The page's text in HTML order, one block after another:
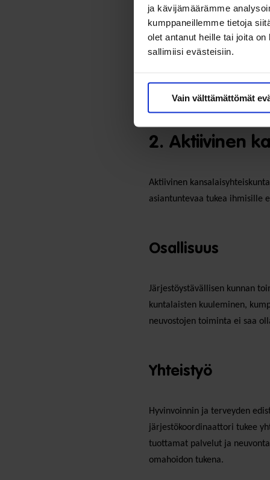
ja kävijämäärämme
kumppaneillemme tietoja
olet antanut heille tai joita
sallimiisi evästeisiin.
Vain välttämättömät
2. Aktiivinen
Aktiivinen
asiantuntevaa tukea ihmisille
Osallisuus
Järjestöystävällisen kunnan
kuntalaisten kuuleminen,
neuvostojen toiminta ei saa
Yhteistyö
Hyvinvoinnin ja terveyden
järjestökoordinaattori tukee
tuottamat palvelut ja
omahoidon tukena.